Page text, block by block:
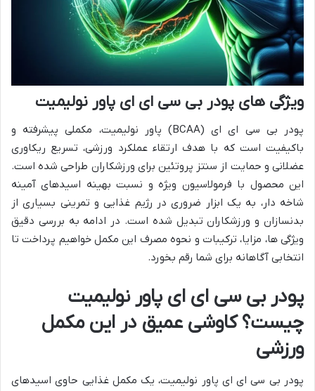
ویژگی های پودر بی سی ای ای پاور نولیمیت
پودر بی سی ای ای (BCAA) پاور نولیمیت، مکملی پیشرفته و
باکیفیت است که با هدف ارتقاء عملکرد ورزشی، تسریع ریکاوری
عضلانی و حمایت از سنتز پروتئین برای ورزشکاران طراحی شده است.
این محصول با فرمولاسیون ویژه و نسبت بهینه اسیدهای آمینه
شاخه دار، به یک ابزار ضروری در رژیم غذایی و تمرینی بسیاری از
بدنسازان و ورزشکاران تبدیل شده است. در ادامه به بررسی دقیق
ویژگی ها، مزایا، ترکیبات و نحوه مصرف این مکمل خواهیم پرداخت تا
انتخابی آگاهانه برای شما رقم بخورد.
پودر بی سی ای ای پاور نولیمیت
چیست؟ کاوشی عمیق در این مکمل
ورزشی
پودر بی سی ای ای پاور نولیمیت، یک مکمل غذایی حاوی اسیدهای